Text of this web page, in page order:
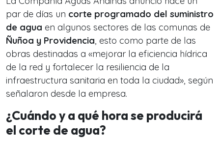
par de días un corte programado del suministro
de agua en algunos sectores de las comunas de
Ñuñoa y Providencia, esto como parte de las
obras destinadas a «mejorar la eficiencia hídrica
de la red y fortalecer la resiliencia de la
infraestructura sanitaria en toda la ciudad», según
señalaron desde la empresa.
¿Cuándo y a qué hora se producirá
el corte de agua?